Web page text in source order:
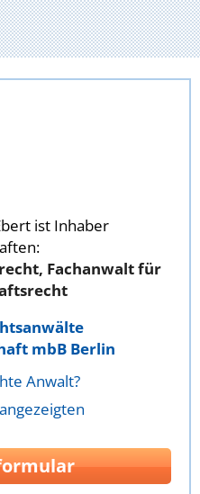
ist Inhaber
Fachanwalt für
mbB Berlin
Anwalt?